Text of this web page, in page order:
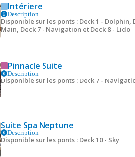
Intériere
Description
Disponible sur les ponts : Deck 1 - Dolphin,
Main, Deck 7 - Navigation et Deck 8 - Lido
Pinnacle Suite
Description
Disponible sur les ponts : Deck 7 -
Suite Spa Neptune
Description
Disponible sur les ponts : Deck 10 - Sky